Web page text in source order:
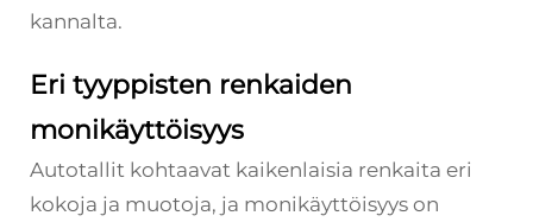
kannalta.
Eri tyyppisten renkaiden
monikäyttöisyys
Autotallit kohtaavat kaikenlaisia renkaita eri
kokoja ja muotoja, ja monikäyttöisyys on